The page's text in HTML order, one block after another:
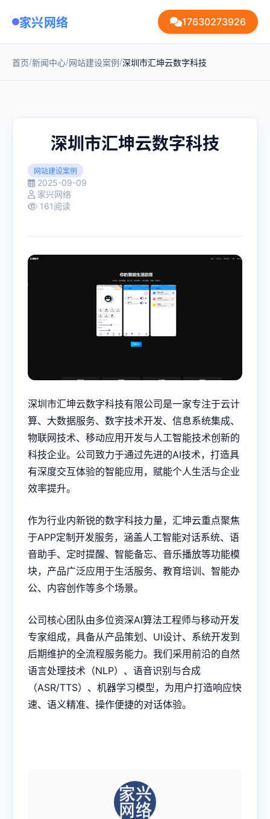
家兴网络 17630273926
首页/新闻中心/网站建设案例/深圳市汇坤云数字科技
深圳市汇坤云数字科技
网站建设案例
2025-09-09
家兴网络
161阅读
深圳市汇坤云数字科技有限公司是一家专注于云计
算、大数据服务、数字技术开发、信息系统集成、
物联网技术、移动应用开发与人工智能技术创新的
科技企业。公司致力于通过先进的AI技术，打造具
有深度交互体验的智能应用，赋能个人生活与企业
效率提升。
作为行业内新锐的数字科技力量，汇坤云重点聚焦
于APP定制开发服务，涵盖人工智能对话系统、语
音助手、定时提醒、智能备忘、音乐播放等功能模
块，产品广泛应用于生活服务、教育培训、智能办
公、内容创作等多个场景。
公司核心团队由多位资深AI算法工程师与移动开发
专家组成，具备从产品策划、UI设计、系统开发到
后期维护的全流程服务能力。我们采用前沿的自然
语言处理技术（NLP）、语音识别与合成
（ASR/TTS）、机器学习模型，为用户打造响应快
速、语义精准、操作便捷的对话体验。